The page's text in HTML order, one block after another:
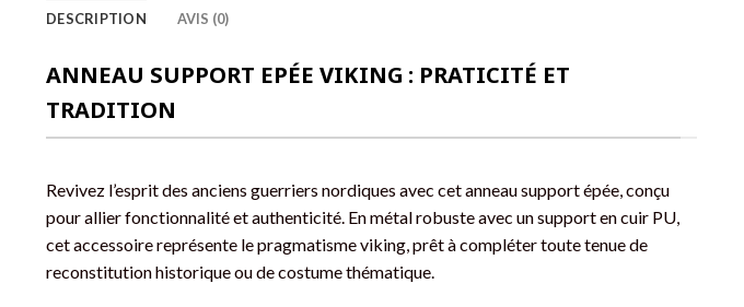
DESCRIPTION AVIS (0)
ANNEAU SUPPORT EPÉE VIKING : PRATICITÉ ET
TRADITION
Revivez l’esprit des anciens guerriers nordiques avec cet anneau support épée, conçu
pour allier fonctionnalité et authenticité. En métal robuste avec un support en cuir PU,
cet accessoire représente le pragmatisme viking, prêt à compléter toute tenue de
reconstitution historique ou de costume thématique.